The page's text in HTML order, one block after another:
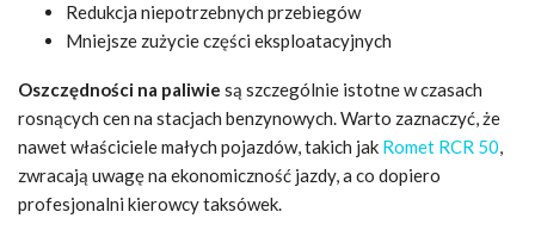
Redukcja niepotrzebnych przebiegów
Mniejsze zużycie części eksploatacyjnych
Oszczędności na paliwie są szczególnie istotne w czasach
rosnących cen na stacjach benzynowych. Warto zaznaczyć, że
nawet właściciele małych pojazdów, takich jak Romet RCR 50,
zwracają uwagę na ekonomiczność jazdy, a co dopiero
profesjonalni kierowcy taksówek.